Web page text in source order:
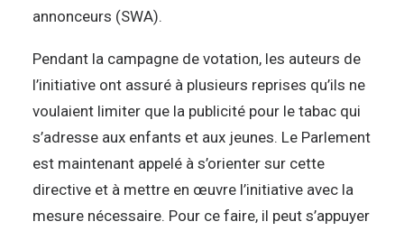
annonceurs (SWA).
Pendant la campagne de votation, les auteurs de
l’initiative ont assuré à plusieurs reprises qu’ils ne
voulaient limiter que la publicité pour le tabac qui
s’adresse aux enfants et aux jeunes. Le Parlement
est maintenant appelé à s’orienter sur cette
directive et à mettre en œuvre l’initiative avec la
mesure nécessaire. Pour ce faire, il peut s’appuyer